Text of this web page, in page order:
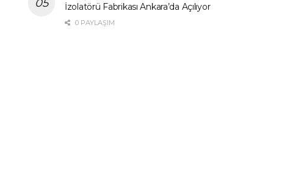
İzolatörü Fabrikası Ankara’da Açılıyor
0 PAYLAŞIM